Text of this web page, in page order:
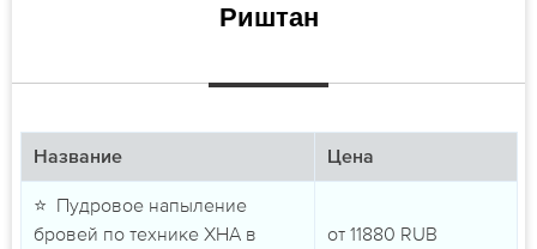
Риштан
Название Цена
⭐ Пудровое напыление
бровей по технике ХНА в
от 11880 RUB